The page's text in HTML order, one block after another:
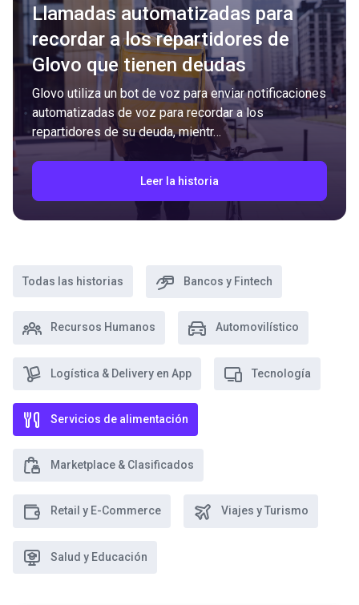
Llamadas automatizadas para
recordar a los repartidores de
Glovo que tienen deudas
Glovo utiliza un bot de voz para enviar notificaciones
automatizadas de voz para recordar a los
repartidores de su deuda, mientr…
Leer la historia
Todas las historias Bancos y Fintech
Recursos Humanos Automovilístico
Logística & Delivery en App Tecnología
Servicios de alimentación
Marketplace & Clasificados
Retail y E-Commerce Viajes y Turismo
Salud y Educación